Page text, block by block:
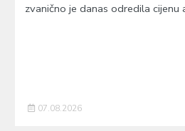
zvanično je danas odredila
07.08.2026